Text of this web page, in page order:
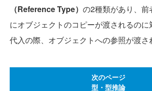
（Reference Type） の2種類があり、前
にオブジェクトのコピーが渡されるのに
代入の際、オブジェクトへの参照が渡さ
次のページ
型・型推論